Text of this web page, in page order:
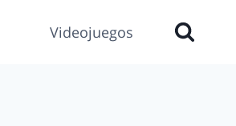
Videojuegos